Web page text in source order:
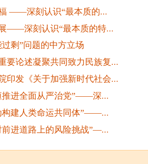
——深刻认识“最本质的...
——深刻认识“最本质的特...
剩”问题的中方立场
要论述凝聚共同致力民族复...
印发《关于加强新时代社会...
推进全面从严治党”——深...
构建人类命运共同体”——...
前进道路上的风险挑战”—...